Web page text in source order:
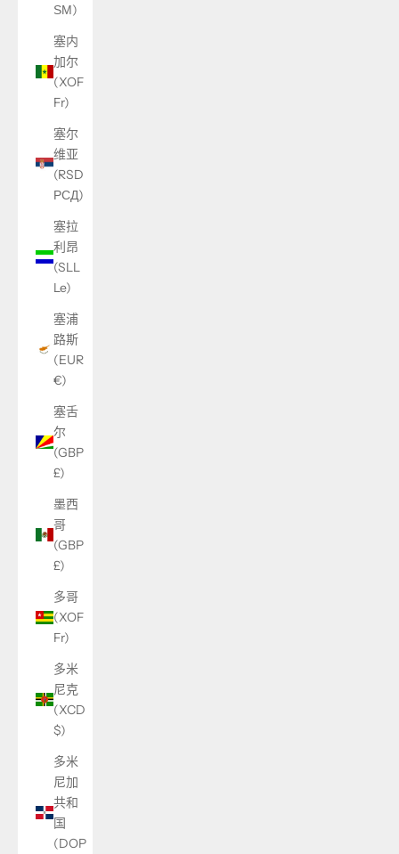
ЅМ)
塞内
加尔
(XOF
Fr)
塞尔
维亚
(RSD
РСД)
塞拉
利昂
(SLL
Le)
塞浦
路斯
(EUR
€)
塞舌
尔
(GBP
£)
墨西
哥
(GBP
£)
多哥
(XOF
Fr)
多米
尼克
(XCD
$)
多米
尼加
共和
国
(DOP